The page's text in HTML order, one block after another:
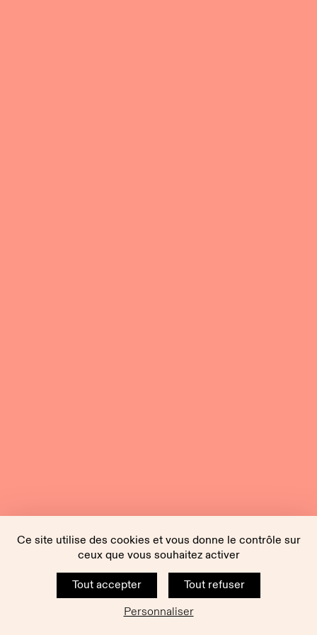
Ce site utilise des cookies et vous donne le contrôle sur
ceux que vous souhaitez activer
Tout accepter
Tout refuser
Personnaliser